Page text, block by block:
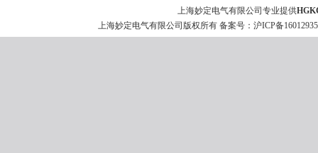
上海妙定电气有限公司专业提供
上海妙定电气有限公司版权所有 备案号： 沪ICP备